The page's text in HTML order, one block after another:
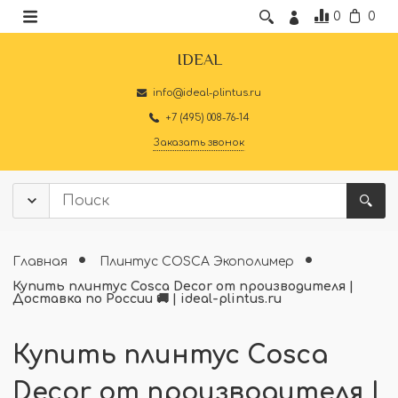
0 0
IDEAL
info@ideal-plintus.ru
+7 (495) 008-76-14
Заказать звонок
Главная
Плинтус COSCA Экополимер
Купить плинтус Cosca Decor от производителя |
Доставка по России 🚚 | ideal-plintus.ru
Купить плинтус Cosca